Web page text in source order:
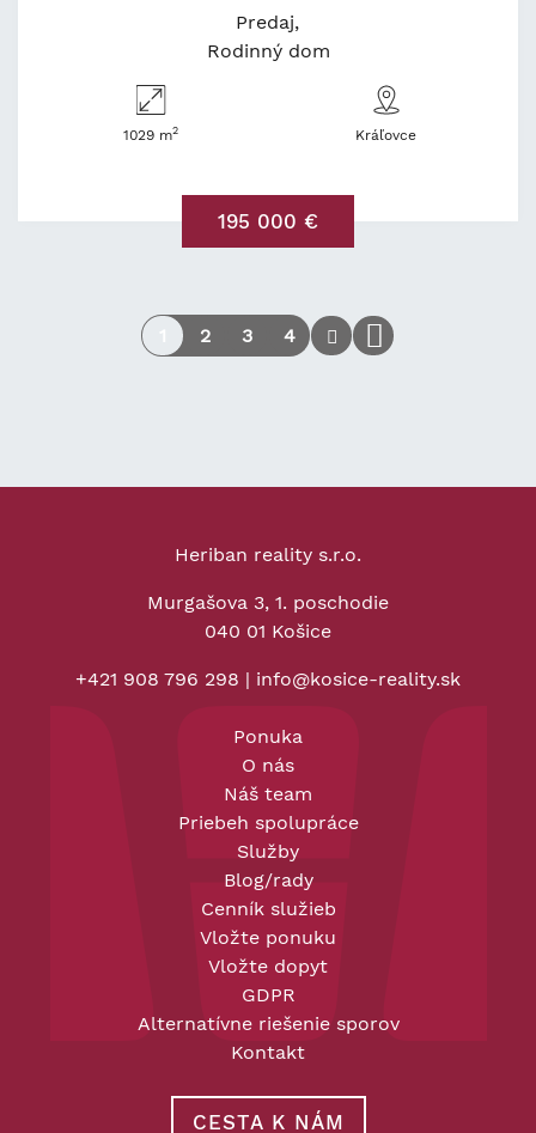
Predaj
Rodinný dom
1029 m2 Kráľovce
195 000 €
2 3 4
Heriban reality s.r.o.
Murgašova 3, 1. poschodie
040 01 Košice
+421 908 796 298 | info@kosice-reality.sk
Ponuka
O nás
Náš team
Priebeh spolupráce
Služby
Blog/rady
Cenník služieb
Vložte ponuku
Vložte dopyt
GDPR
Alternatívne riešenie sporov
Kontakt
CESTA K NÁM